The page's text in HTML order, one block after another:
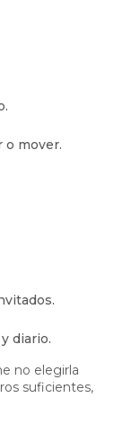
o mover.
diario.
no elegirla
suficientes,